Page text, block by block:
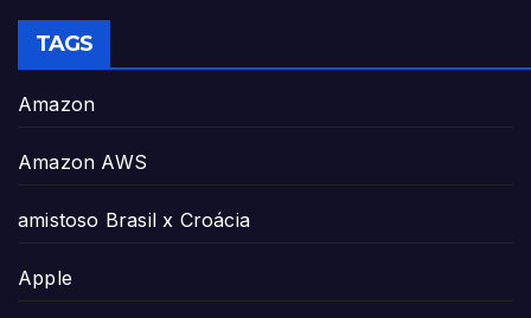
TAGS
Amazon
Amazon AWS
amistoso Brasil x Croácia
Apple